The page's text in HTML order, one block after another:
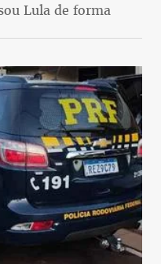
Lula de forma